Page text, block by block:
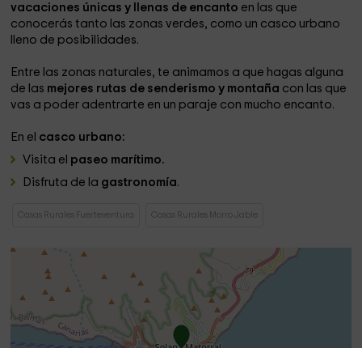
vacaciones únicas y llenas de encanto en las que
conocerás tanto las zonas verdes, como un casco urbano
lleno de posibilidades.
Entre las zonas naturales, te animamos a que hagas alguna
de las mejores rutas de senderismo y montaña con las que
vas a poder adentrarte en un paraje con mucho encanto.
En el casco urbano:
Visita el paseo marítimo.
Disfruta de la gastronomía.
Casas Rurales Fuerteventura Casas Rurales Morro Jable